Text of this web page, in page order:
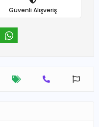
Güvenli Alışveriş